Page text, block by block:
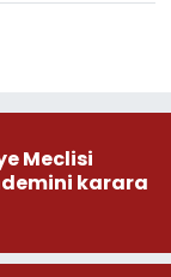
Meclisi
karara